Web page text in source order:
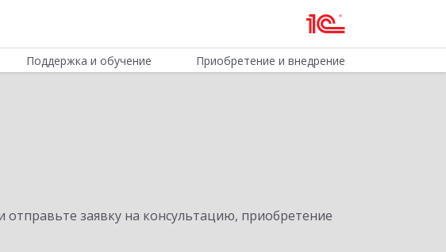
Поддержка и обучение Приобретение и внедрение
заявку на консультацию, приобретение